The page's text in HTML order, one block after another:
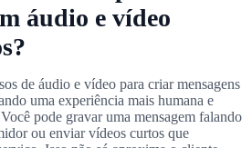
áudio e vídeo
de áudio e vídeo para criar mensagens
uma experiência mais humana e
pode gravar uma mensagem falando
ou enviar vídeos curtos que